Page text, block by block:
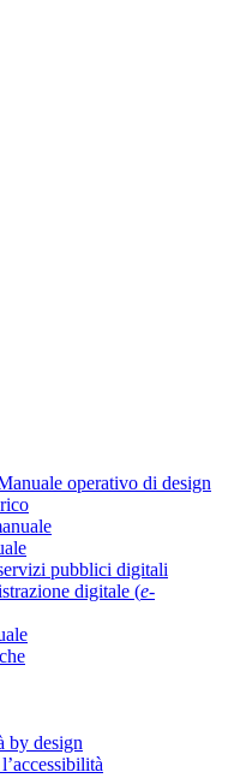
operativo di design
pubblici digitali
digitale (e-
by design